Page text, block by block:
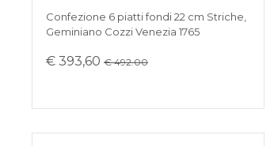
Confezione 6 piatti fondi 22 cm Striche,
Geminiano Cozzi Venezia 1765
€ 393,60€ 492.00